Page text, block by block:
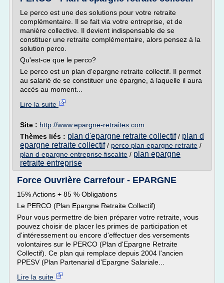
Le perco est une des solutions pour votre retraite
complémentaire. Il se fait via votre entreprise, et de
manière collective. Il devient indispensable de se
constituer une retraite complémentaire, alors pensez à la
solution perco.
Qu'est-ce que le perco?
Le perco est un plan d'epargne retraite collectif. Il permet
au salarié de se constituer une épargne, à laquelle il aura
accès au moment...
Lire la suite
Site : http://www.epargne-retraites.com
Thèmes liés : plan d'epargne retraite collectif/ plan d
epargne retraite collectif/ perco plan epargne retraite /
plan d epargne entreprise fiscalite / plan epargne
retraite entreprise
Force Ouvrière Carrefour - EPARGNE
15% Actions + 85 % Obligations
Le PERCO (Plan Epargne Retraite Collectif)
Pour vous permettre de bien préparer votre retraite, vous
pouvez choisir de placer les primes de participation et
d'intéressement ou encore d'effectuer des versements
volontaires sur le PERCO (Plan d'Epargne Retraite
Collectif). Ce plan qui remplace depuis 2004 l'ancien
PPESV (Plan Partenarial d'Epargne Salariale...
Lire la suite